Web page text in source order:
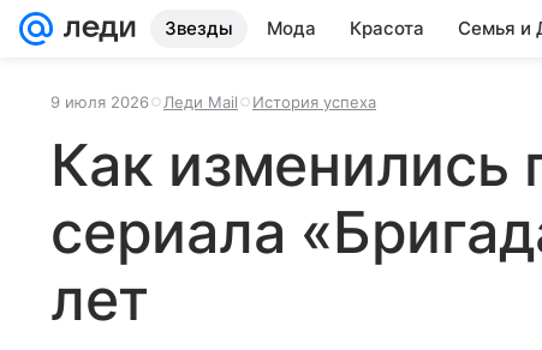
Звезды Мода Красота Семья и
9 июля 2026 Леди Mail История успеха
Как изменились
сериала
лет